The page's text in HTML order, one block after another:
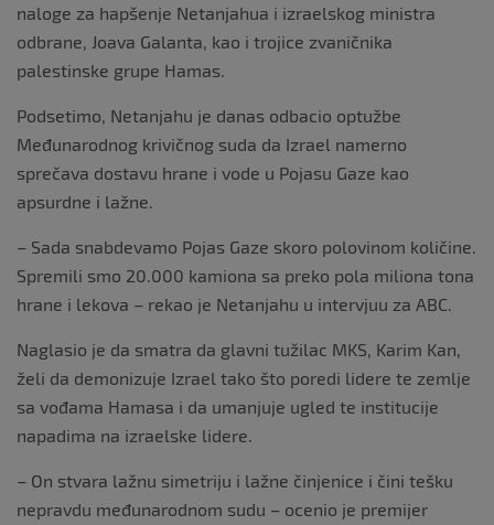
naloge za hapšenje Netanjahua i izraelskog ministra
odbrane, Joava Galanta, kao i trojice zvaničnika
palestinske grupe Hamas.
Podsetimo, Netanjahu je danas odbacio optužbe
Međunarodnog krivičnog suda da Izrael namerno
sprečava dostavu hrane i vode u Pojasu Gaze kao
apsurdne i lažne.
– Sada snabdevamo Pojas Gaze skoro polovinom količine.
Spremili smo 20.000 kamiona sa preko pola miliona tona
hrane i lekova – rekao je Netanjahu u intervjuu za ABC.
Naglasio je da smatra da glavni tužilac MKS, Karim Kan,
želi da demonizuje Izrael tako što poredi lidere te zemlje
sa vođama Hamasa i da umanjuje ugled te institucije
napadima na izraelske lidere.
– On stvara lažnu simetriju i lažne činjenice i čini tešku
nepravdu međunarodnom sudu – ocenio je premijer